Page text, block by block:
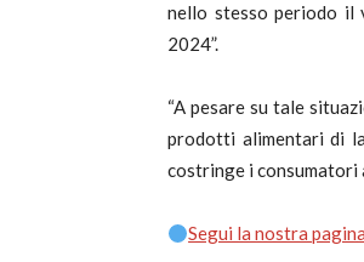
nello stesso periodo il
2024”.
“A pesare su tale
prodotti alimentari di
costringe i consumatori
Segui la nostra